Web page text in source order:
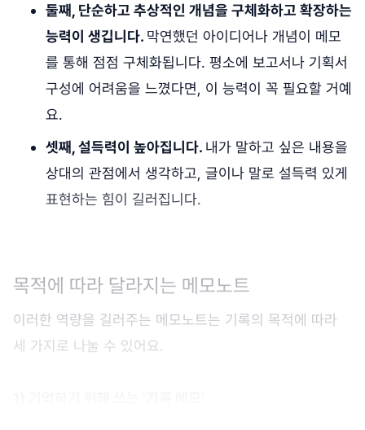
둘째, 단순하고 추상적인 개념을 구체화하고 확장하는
능력이 생깁니다. 막연했던 아이디어나 개념이 메모
를 통해 점점 구체화됩니다. 평소에 보고서나 기획서
구성에 어려움을 느꼈다면, 이 능력이 꼭 필요할 거예
요.
셋째, 설득력이 높아집니다. 내가 말하고 싶은 내용을
상대의 관점에서 생각하고, 글이나 말로 설득력 있게
표현하는 힘이 길러집니다.
목적에 따라 달라지는 메모노트
이러한 역량을 길러주는 메모노트는 기록의 목적에 따라
세 가지로 나눌 수 있어요.